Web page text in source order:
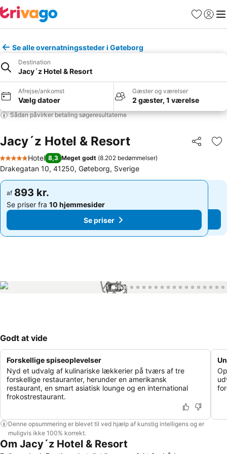
Favoritter
Log ind
Se alle overnatningssteder i Gøteborg
Destination
Jacy´z Hotel & Resort
Afrejse/ankomst
Vælg datoer
Gæster og værelser
2 gæster, 1 værelse
Sådan påvirker betaling søgeresultaterne
Jacy´z Hotel & Resort Del
5 Stjerner
Hotel 8,3 Meget godt (8.202 bedømmelser)
Drakegatan 10, 41250, Gøteborg, Sverige
af 893 kr.
Se priser fra 10 hjemmesider
Se priser
af 893 kr.
Se priser fra 10 hjemmesider
Se priser
1 / 99
Godt at vide
Forskellige spiseoplevelser
Nyd et udvalg af kulinariske lækkerier på tværs af tre
forskellige restauranter, herunder en amerikansk
restaurant, en smart asiatisk lounge og en international
frokostrestaurant.
Denne opsummering er blevet til ved hjælp af kunstig intelligens og er
muligvis ikke 100% korrekt.
Om Jacy´z Hotel & Resort